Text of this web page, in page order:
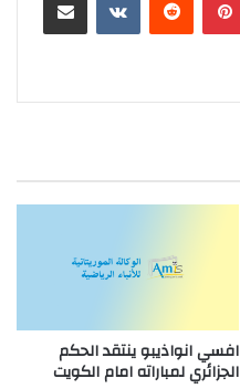
افسي انواذيبو ينتقد الحكم
الجزائري لمباراته امام الكويت